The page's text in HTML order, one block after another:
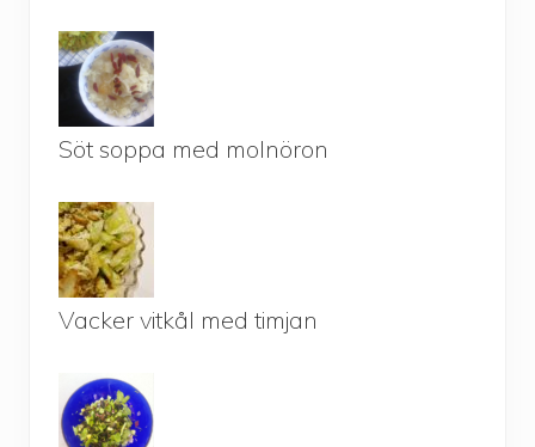
Söt soppa med molnöron
Vacker vitkål med timjan